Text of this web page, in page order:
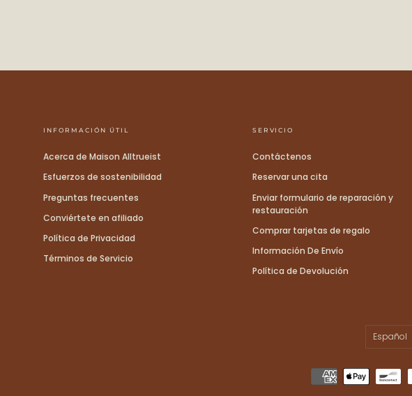
INFORMACIÓN ÚTIL
Acerca de Maison Alltrueist
Esfuerzos de sostenibilidad
Preguntas frecuentes
Conviértete en afiliado
Política de Privacidad
Términos de Servicio
SERVICIO
Contáctenos
Reservar una cita
Enviar formulario de reparación y
restauración
Comprar tarjetas de regalo
Información De Envío
Política de Devolución
Español